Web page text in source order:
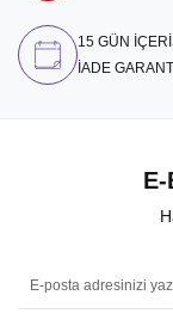
15 GÜN
İADE
E-